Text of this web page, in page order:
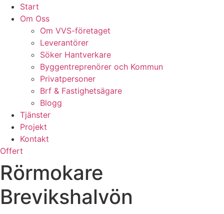
Start
Om Oss
Om VVS-företaget
Leverantörer
Söker Hantverkare
Byggentreprenörer och Kommun
Privatpersoner
Brf & Fastighetsägare
Blogg
Tjänster
Projekt
Kontakt
Offert
Rörmokare
Brevikshalvön